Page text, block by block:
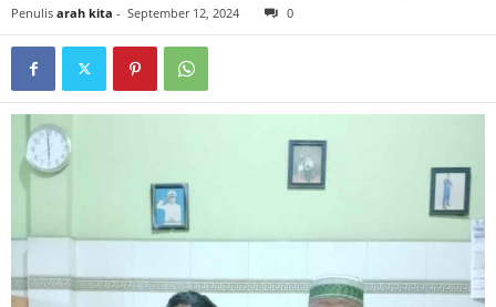
Penulis arah kita - September 12, 2024 0